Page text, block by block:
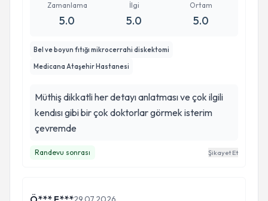
Zamanlama
5.0
İlgi
5.0
Ortam
5.0
Bel ve boyun fıtığı mikrocerrahi diskektomi
Medicana Ataşehir Hastanesi
Müthiş dikkatli her detayı anlatması ve çok ilgili
kendısı gibi bir çok doktorlar görmek isterim
çevremde
Randevu sonrası Şikayet Et